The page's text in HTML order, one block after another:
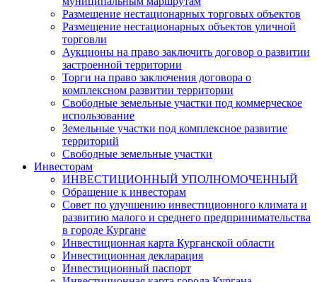
Размещение нестационарных торговых объектов
Размещение нестационарных объектов уличной
торговли
Аукционы на право заключить договор о развитии
застроенной территории
Торги на право заключения договора о
комплексном развитии территории
Свободные земельные участки под коммерческое
использование
Земельные участки под комплексное развитие
территорий
Свободные земельные участки
Инвесторам
ИНВЕСТИЦИОННЫЙ УПОЛНОМОЧЕННЫЙ
Обращение к инвесторам
Совет по улучшению инвестиционного климата и
развитию малого и среднего предпринимательства
в городе Кургане
Инвестиционная карта Курганской области
Инвестиционная декларация
Инвестиционный паспорт